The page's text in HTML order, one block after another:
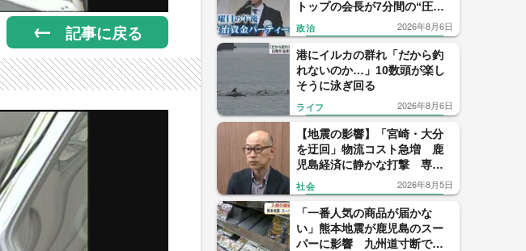
記事に戻る
トップの会長が7分間の“圧
力？電話” ｢感情的になった｣
【福岡発】
政治 2026年8月6日
港にイルカの群れ「だから釣
れないのか…」10数頭が楽し
そうに泳ぎ回る
ライフ 2026年8月6日
【地震の影響】「宮崎・大分
を迂回」物流コスト急増 鹿
児島経済に静かな打撃 専門
家「正常化に想定以上の時
間」
社会 2026年8月5日
「一番人気の商品が届かな
い」熊本地震が鹿児島のスー
パーに影響 九州道寸断で物